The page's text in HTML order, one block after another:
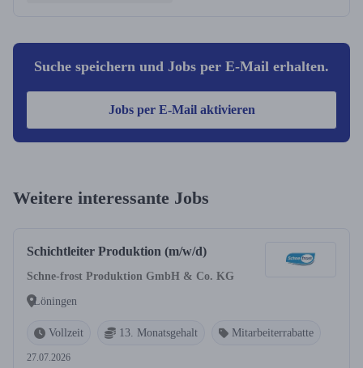
Suche speichern und Jobs per E-Mail erhalten.
Jobs per E-Mail aktivieren
Weitere interessante Jobs
Schichtleiter Produktion (m/w/d)
Schne-frost Produktion GmbH & Co. KG
Löningen
Vollzeit 13. Monatsgehalt Mitarbeiterrabatte
27.07.2026